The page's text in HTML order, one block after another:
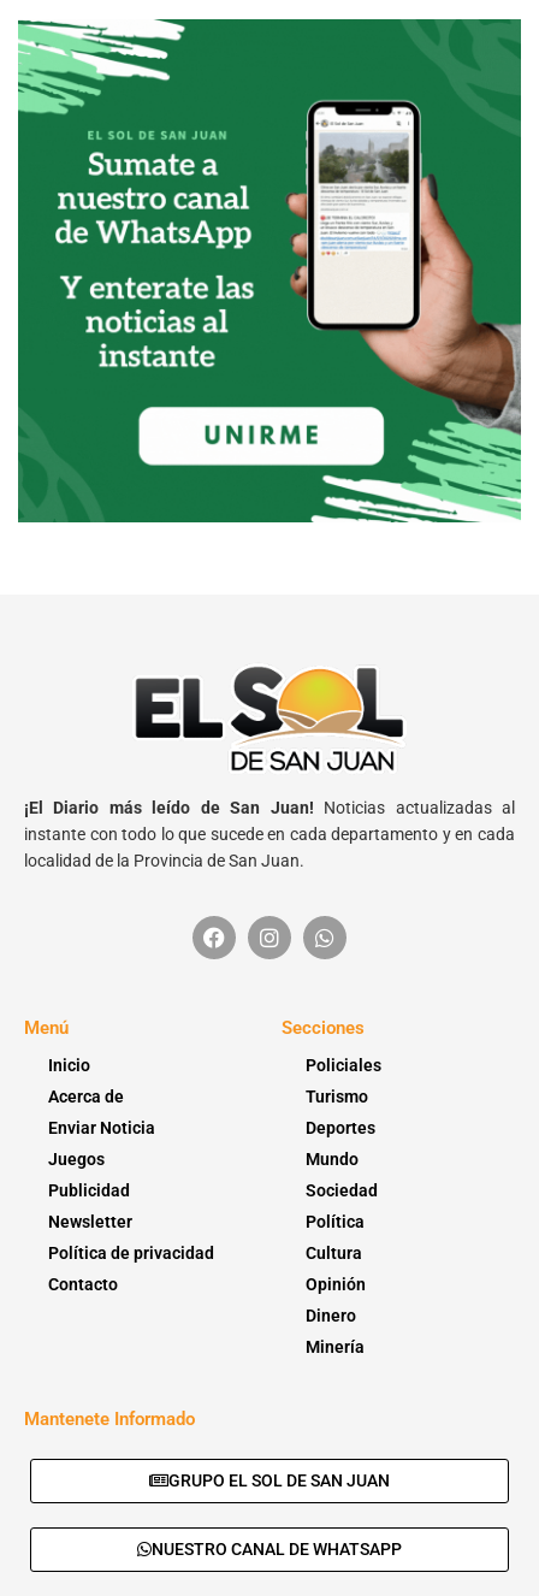
¡El Diario más leído de San Juan! Noticias actualizadas al
instante con todo lo que sucede en cada departamento y en cada
localidad de la Provincia de San Juan.
Menú
Inicio
Acerca de
Enviar Noticia
Juegos
Publicidad
Newsletter
Política de privacidad
Contacto
Secciones
Policiales
Turismo
Deportes
Mundo
Sociedad
Política
Cultura
Opinión
Dinero
Minería
Mantenete Informado
GRUPO EL SOL DE SAN JUAN
NUESTRO CANAL DE WHATSAPP